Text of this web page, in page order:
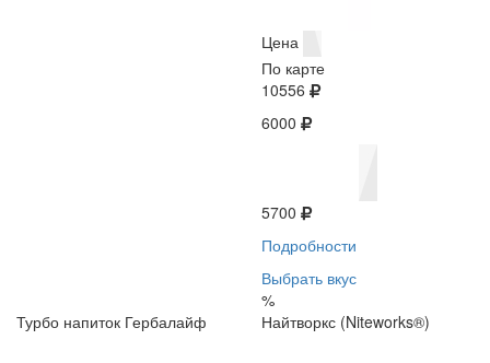
Цена
По карте
10556
6000
5700
Подробности
Выбрать вкус
%
Турбо напиток Гербалайф
Найтворкс (Niteworks®)